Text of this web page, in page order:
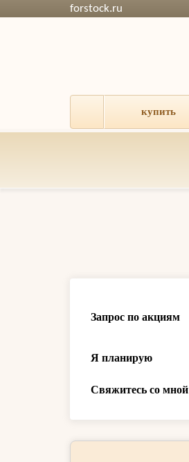
forstock.ru
купить
Запрос по акциям
Я планирую
Свяжитесь со мной